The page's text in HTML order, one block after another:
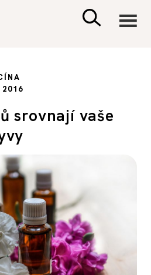
A DĚTI
A VZTAHY
2016
srovnají vaše